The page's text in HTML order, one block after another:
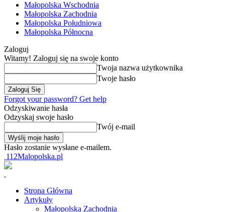
Małopolska Wschodnia
Małopolska Zachodnia
Małopolska Południowa
Małopolska Północna
Zaloguj
Witamy! Zaloguj się na swoje konto
Twoja nazwa użytkownika
Twoje hasło
Forgot your password? Get help
Odzyskiwanie hasła
Odzyskaj swoje hasło
Twój e-mail
Hasło zostanie wysłane e-mailem.
112Malopolska.pl
Strona Główna
Artykuły
Małopolska Zachodnia